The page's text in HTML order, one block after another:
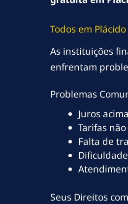
Todos em
As instituições
enfrentam
Problemas
Juros
Tarifas
Falta de
Seus Direitos